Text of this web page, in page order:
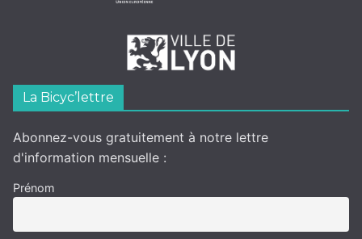
La Bicyc’lettre
Abonnez-vous gratuitement à notre lettre
d'information mensuelle :
Prénom